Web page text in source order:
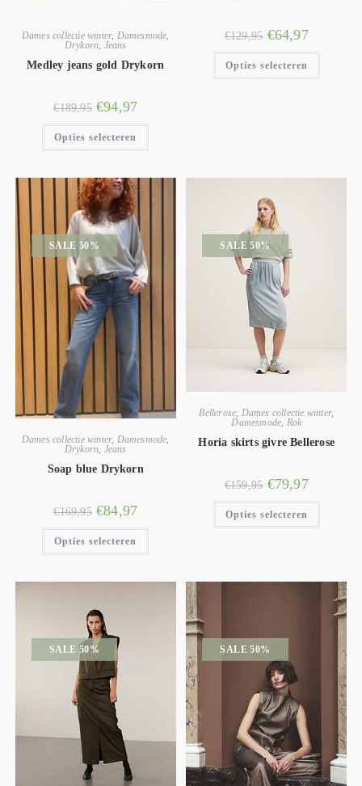
Dames collectie winter, Damesmode,
Drykorn, Jeans
Medley jeans gold Drykorn
€189,95 €94,97
Opties selecteren
€129,95 €64,97
Opties selecteren
SALE 50%
Dames collectie winter, Damesmode,
Drykorn, Jeans
Soap blue Drykorn
€169,95 €84,97
Opties selecteren
SALE 50%
Bellerose, Dames collectie winter,
Damesmode, Rok
Horia skirts givre Bellerose
€159,95 €79,97
Opties selecteren
SALE 50% SALE 50%